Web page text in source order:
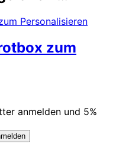
zum
anmelden und 5%